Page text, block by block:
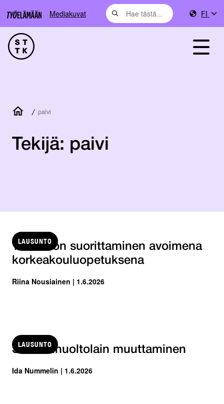
Mediakuvat FI
/ paivi
Tekijä: paivi
LAUSUNTO
Tutkinnon suorittaminen avoimena
korkeakouluopetuksena
Riina Nousiainen | 1.6.2026
LAUSUNTO
Sosiaalihuoltolain muuttaminen
Ida Nummelin | 1.6.2026